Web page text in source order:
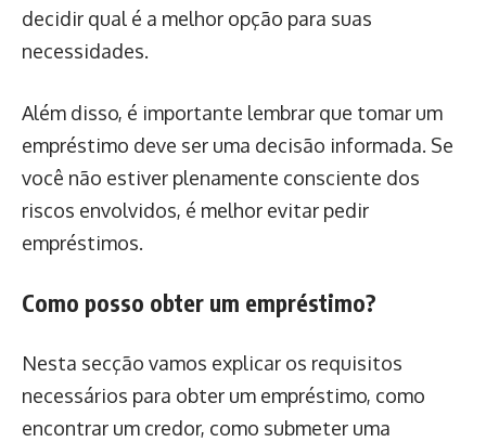
decidir qual é a melhor opção para suas
necessidades.
Além disso, é importante lembrar que tomar um
empréstimo deve ser uma decisão informada. Se
você não estiver plenamente consciente dos
riscos envolvidos, é melhor evitar pedir
empréstimos.
Como posso obter um empréstimo?
Nesta secção vamos explicar os requisitos
necessários para obter um empréstimo, como
encontrar um credor, como submeter uma